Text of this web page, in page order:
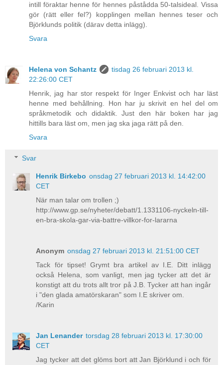
intill föraktar henne för hennes påstådda 50-talsideal. Vissa
gör (rätt eller fel?) kopplingen mellan hennes teser och
Björklunds politik (därav detta inlägg).
Svara
Helena von Schantz
tisdag 26 februari 2013 kl.
22:26:00 CET
Henrik, jag har stor respekt för Inger Enkvist och har läst
henne med behållning. Hon har ju skrivit en hel del om
språkmetodik och didaktik. Just den här boken har jag
hittills bara läst om, men jag ska jaga rätt på den.
Svara
Svar
Henrik Birkebo onsdag 27 februari 2013 kl. 14:42:00
CET
När man talar om trollen ;)
http://www.gp.se/nyheter/debatt/1.1331106-nyckeln-till-
en-bra-skola-gar-via-battre-villkor-for-lararna
Anonym onsdag 27 februari 2013 kl. 21:51:00 CET
Tack för tipset! Grymt bra artikel av I.E. Ditt inlägg
också Helena, som vanligt, men jag tycker att det är
konstigt att du trots allt tror på J.B. Tycker att han ingår
i "den glada amatörskaran" som I.E skriver om.
/Karin
Jan Lenander torsdag 28 februari 2013 kl. 17:30:00
CET
Jag tycker att det glöms bort att Jan Björklund i och för